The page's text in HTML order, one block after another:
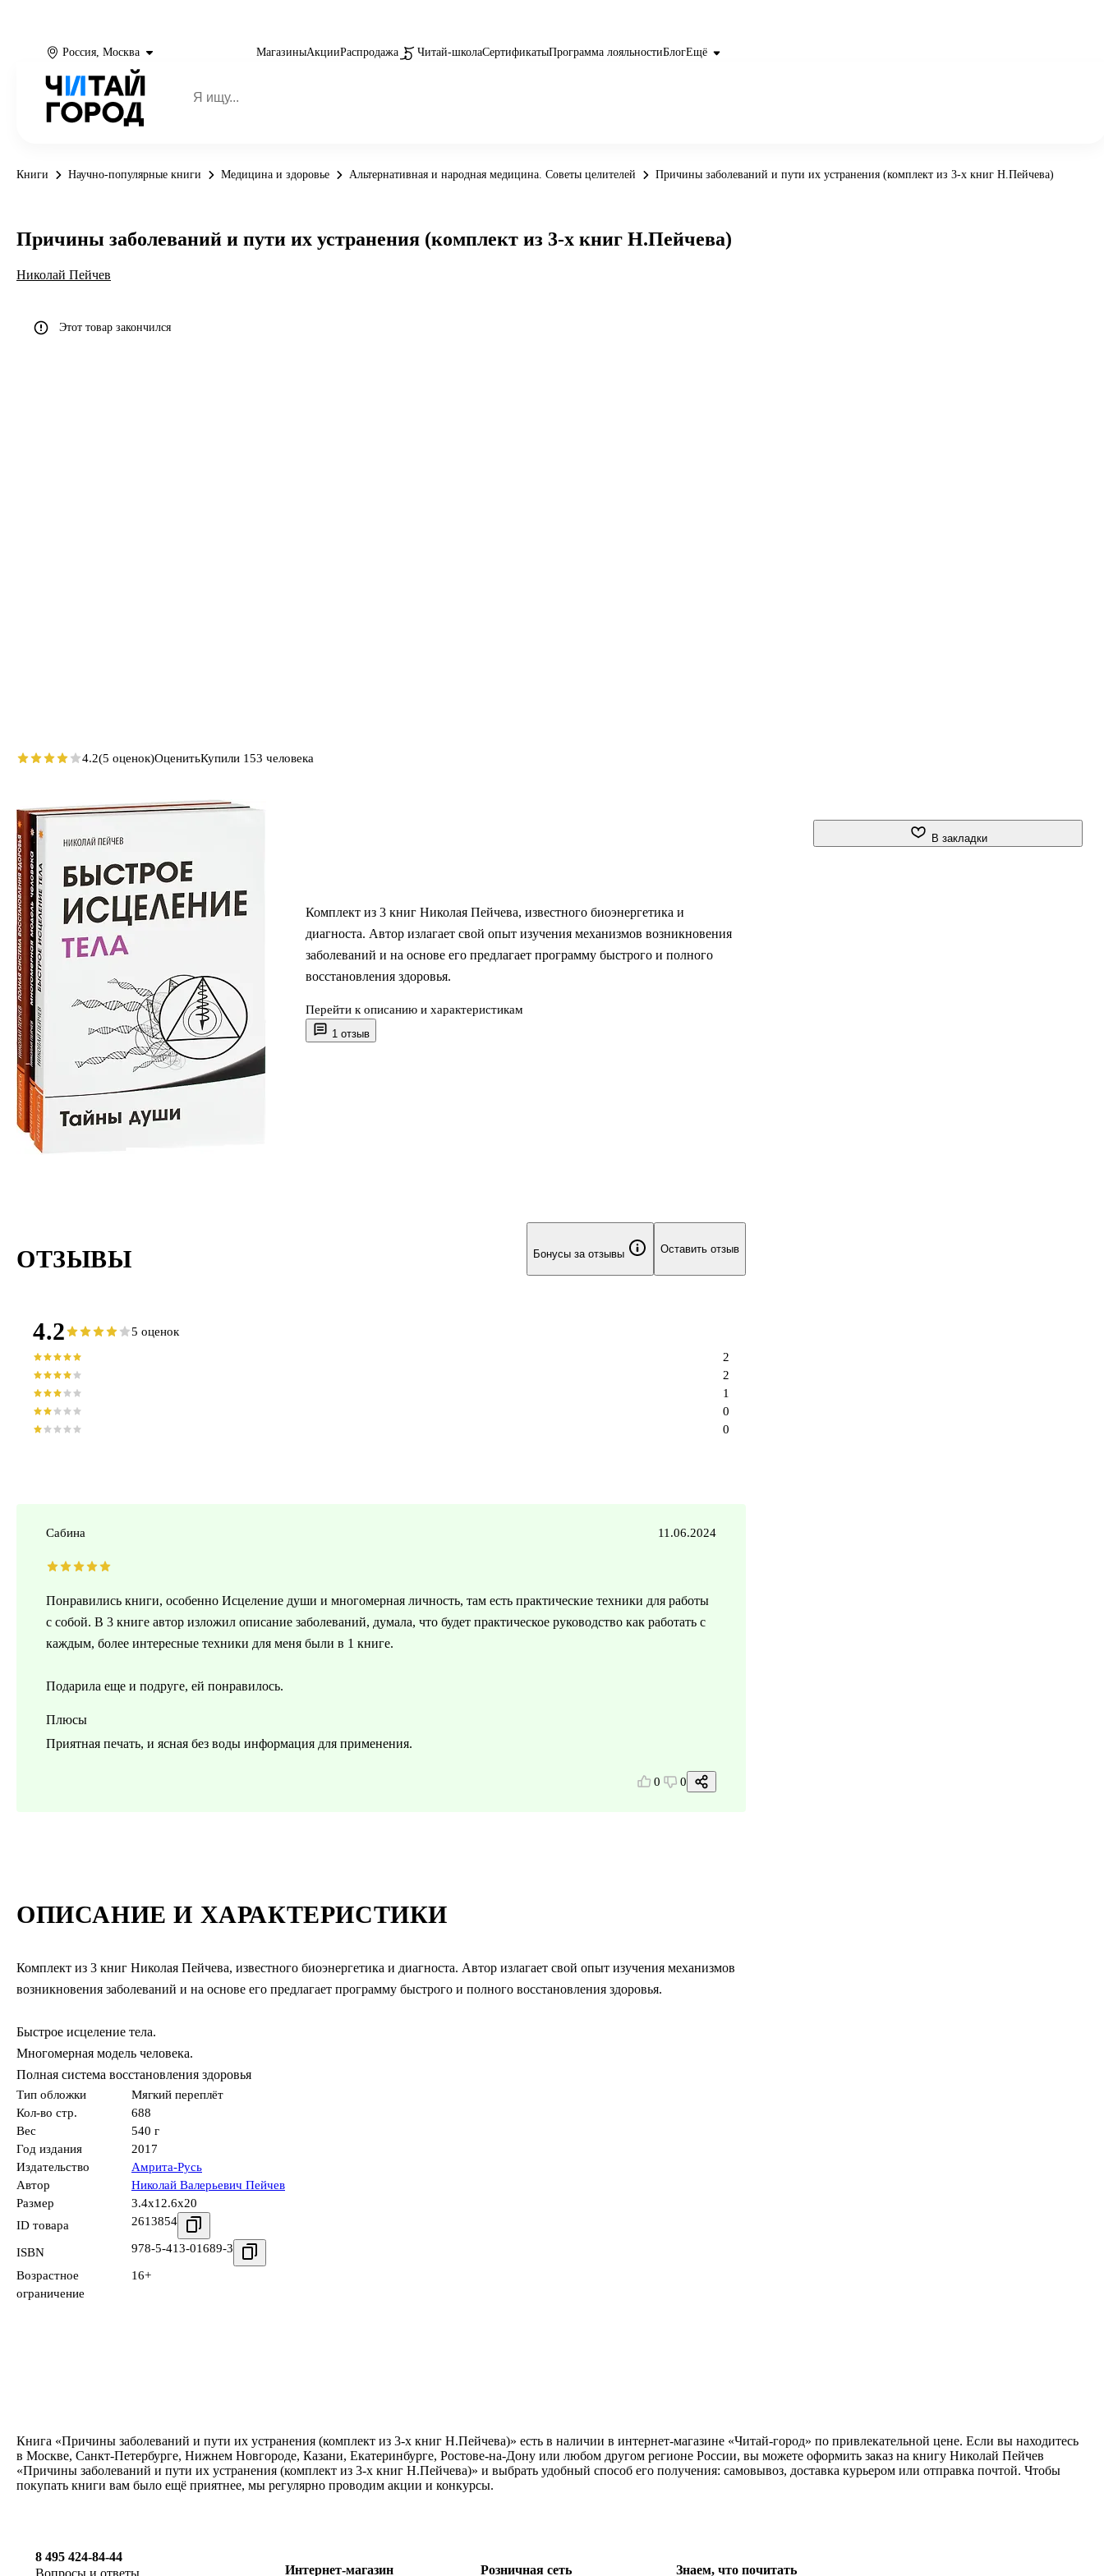
Россия, Москва МагазиныАкцииРаспродажа Читай-школаСертификатыПрограмма лояльностиБлогЕщё
Книги Научно-популярные книги Медицина и здоровье Альтернативная и народная медицина. Советы целителей Причины заболеваний и пути их устранения (комплект из 3-х книг Н.Пейчева)
1 отзыв
Комплект из 3 книг Николая Пейчева, известного биоэнергетика и
диагноста. Автор излагает свой опыт изучения механизмов возникновения
заболеваний и на основе его предлагает программу быстрого и полного
восстановления здоровья.
Быстрое исцеление тела.
Многомерная модель человека.
Перейти к описанию и характеристикам
Причины заболеваний и пути их устранения (комплект из 3-х книг Н.Пейчева)
Николай Пейчев
Этот товар закончился
4.2(5 оценок)ОценитьКупили 153 человека
В закладки
ОПИСАНИЕ И ХАРАКТЕРИСТИКИ
Комплект из 3 книг Николая Пейчева, известного биоэнергетика и диагноста. Автор излагает свой опыт изучения механизмов
возникновения заболеваний и на основе его предлагает программу быстрого и полного восстановления здоровья.
Быстрое исцеление тела.
Многомерная модель человека.
Полная система восстановления здоровья
Тип обложки
Мягкий переплёт
Кол-во стр.
688
Вес
540 г
Год издания
2017
Издательство
Амрита-Русь
Автор
Николай Валерьевич Пейчев
Размер
3.4x12.6x20
ID товара
2613854
ISBN 978-5-413-01689-3
Возрастное
ограничение
16+
ОТЗЫВЫ Бонусы за отзывы Оставить отзыв
4.2 5 оценок
0
0
1
2
2
Сабина 11.06.2024
Понравились книги, особенно Исцеление души и многомерная личность, там есть практические техники для работы
с собой. В 3 книге автор изложил описание заболеваний, думала, что будет практическое руководство как работать с
каждым, более интересные техники для меня были в 1 книге.
Подарила еще и подруге, ей понравилось.
Плюсы
Приятная печать, и ясная без воды информация для применения.
0 0
Книга «Причины заболеваний и пути их устранения (комплект из 3-х книг Н.Пейчева)» есть в наличии в интернет-магазине «Читай-город» по привлекательной цене. Если вы находитесь
в Москве, Санкт-Петербурге, Нижнем Новгороде, Казани, Екатеринбурге, Ростове-на-Дону или любом другом регионе России, вы можете оформить заказ на книгу Николай Пейчев
«Причины заболеваний и пути их устранения (комплект из 3-х книг Н.Пейчева)» и выбрать удобный способ его получения: самовывоз, доставка курьером или отправка почтой. Чтобы
покупать книги вам было ещё приятнее, мы регулярно проводим акции и конкурсы.
8 495 424-84-44
Вопросы и ответы
Интернет-магазин Розничная сеть Знаем, что почитать